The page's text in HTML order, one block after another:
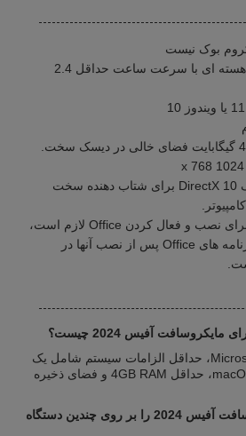
کروم بوک نیست
پردازنده: پردازنده دو هسته ای با سرعت ساعت حداقل 2.4
گرافیک: کارت گرافیک DirectX 10 برای شتاب دهنده سخت
دسترسی به اینترنت برای نصب و فعال کردن Office لازم است،
اما برای استفاده از برنامه های Office پس از نصب آنها در
آفیس 2024 چیست؟
A: برای Microsoft Office 2024، حداقل الزامات سیستم شامل یک
کامپیوتر با ویندوز 10 یا macOS، حداقل 4GB RAM و فضای ذخیره
س: آیا می توانم مایکروسافت آفیس 2024 را بر روی چندین دستگاه